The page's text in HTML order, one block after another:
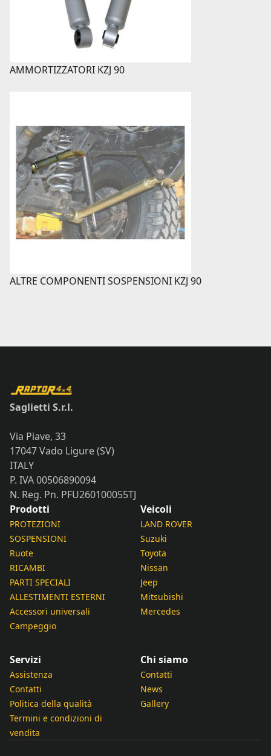
AMMORTIZZATORI KZJ 90
ALTRE COMPONENTI SOSPENSIONI KZJ 90
Saglietti S.r.l.
Via Piave, 33
17047 Vado Ligure (SV)
ITALY
P. IVA 00506890094
N. Reg. Pn. PFU260100055TJ
Prodotti
PROTEZIONI
SOSPENSIONI
Ruote
RICAMBI
PARTI SPECIALI
ALLESTIMENTI ESTERNI
Accessori universali
Campeggio
Veicoli
LAND ROVER
Suzuki
Toyota
Nissan
Jeep
Mitsubishi
Mercedes
Servizi
Assistenza
Contatti
Politica della qualità
Termini e condizioni di
vendita
Chi siamo
Contatti
News
Gallery